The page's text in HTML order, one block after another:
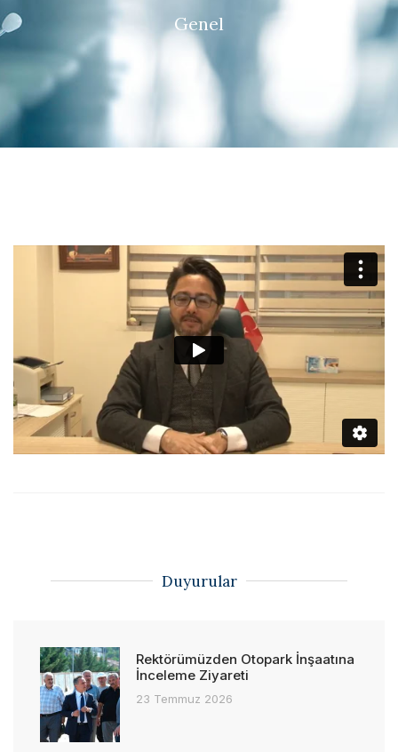
Genel
Duyurular
Rektörümüzden Otopark İnşaatına
İnceleme Ziyareti
23 Temmuz 2026